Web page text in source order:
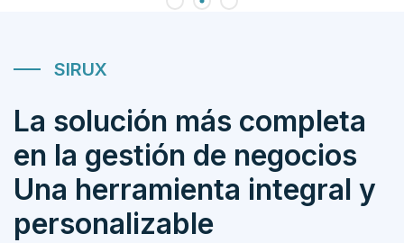
SIRUX
La solución más completa
en la gestión de negocios
Una herramienta integral y
personalizable